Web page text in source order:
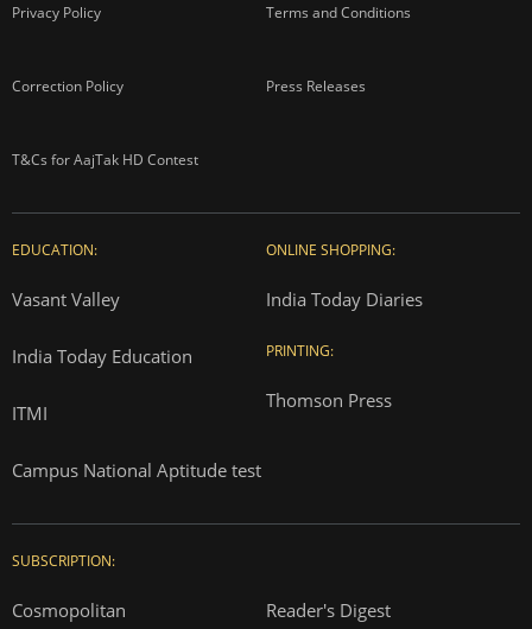
Privacy Policy Terms and Conditions
Correction Policy Press Releases
T&Cs for AajTak HD Contest
EDUCATION:
Vasant Valley
India Today Education
ITMI
Campus National Aptitude test
ONLINE SHOPPING:
India Today Diaries
PRINTING:
Thomson Press
SUBSCRIPTION:
Cosmopolitan Reader's Digest